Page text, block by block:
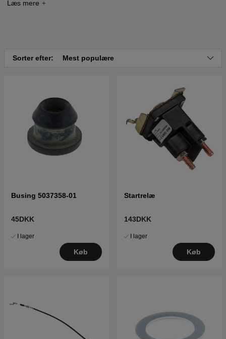
Klik her for reservedelstegning og reservedelsliste til
Sorter efter: Mest populære
Busing 5037358-01
45DKK
I lager
Køb
Startrelæ
143DKK
I lager
Køb